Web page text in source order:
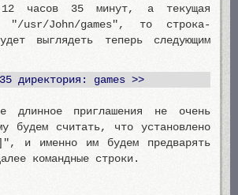
12 часов 35 минут, а текущая
"/usr/John/games", то строка-
выглядеть теперь следующим
директория: games >>
длинное приглашения не очень
будем считать, что установлено
и именно им будем предварять
командные строки.